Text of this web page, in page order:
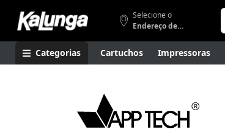
Selecione o
Endereço de entrega
Categorias Cartuchos Impressoras